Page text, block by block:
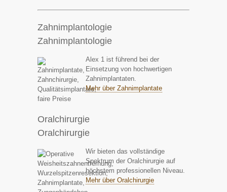
Zahnimplantologie
Zahnimplantologie
Alex 1 ist führend bei der
Einsetzung von hochwertigen
Zahnimplantaten.
Mehr über Zahnimplantate
Oralchirurgie
Oralchirurgie
Wir bieten das vollständige
Spektrum der Oralchirurgie auf
höchstem professionellen Niveau.
Mehr über Oralchirurgie